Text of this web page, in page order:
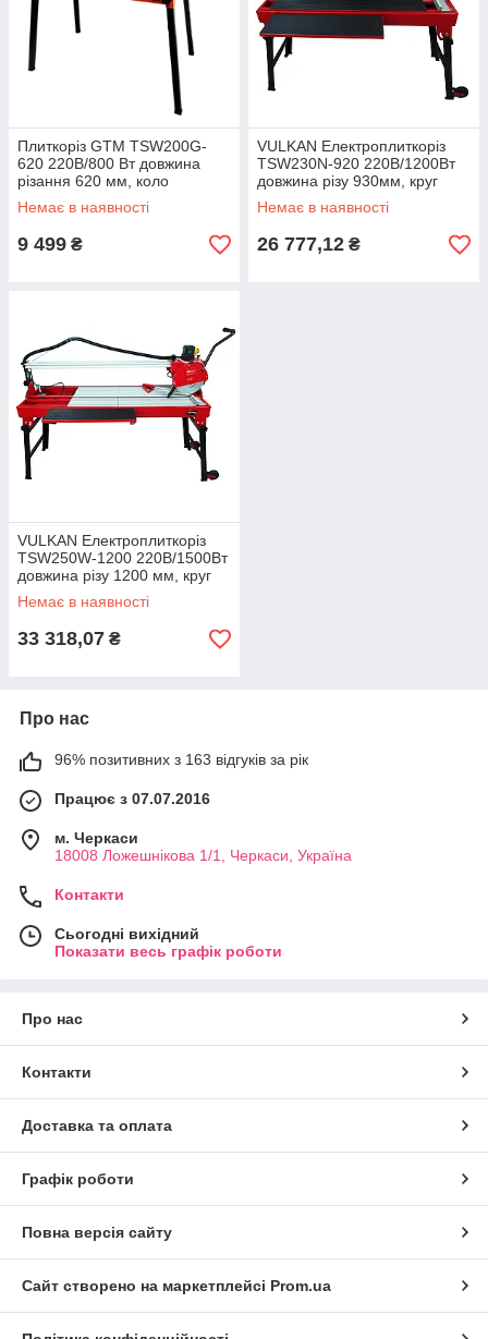
Плиткоріз GTM TSW200G-
620 220В/800 Вт довжина
різання 620 мм, коло
200*25,4 мм
Немає в наявності
9 499 ₴
VULKAN Електроплиткоріз
TSW230N-920 220В/1200Вт
довжина різу 930мм, круг
230*25,4мм
Немає в наявності
26 777,12 ₴
VULKAN Електроплиткоріз
TSW250W-1200 220В/1500Вт
довжина різу 1200 мм, круг
250*25,4мм
Немає в наявності
33 318,07 ₴
Про нас
96% позитивних з 163 відгуків за рік
Працює з 07.07.2016
м. Черкаси
18008 Ложешнікова 1/1, Черкаси, Україна
Контакти
Сьогодні вихідний
Показати весь графік роботи
Про нас
Контакти
Доставка та оплата
Графік роботи
Повна версія сайту
Сайт створено на маркетплейсі Prom.ua